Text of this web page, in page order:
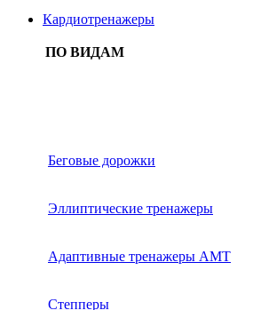
Кардиотренажеры
ПО ВИДАМ
Беговые дорожки
Эллиптические тренажеры
Адаптивные тренажеры AMT
Степперы